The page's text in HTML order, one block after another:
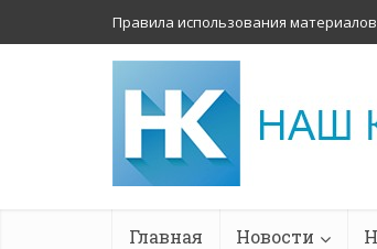
Правила использования материалов
Главная Новости